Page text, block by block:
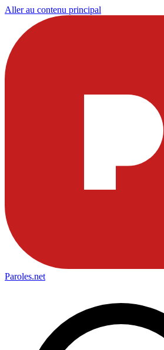
Aller au contenu principal
Paroles.net